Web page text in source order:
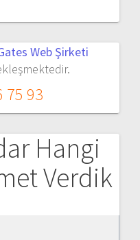
Web Şirketi
75 93
Hangi
Verdik